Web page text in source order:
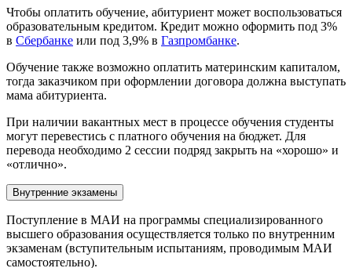
Чтобы оплатить обучение, абитуриент может воспользоваться
образовательным кредитом. Кредит можно оформить под 3%
в Сбербанке или под 3,9% в Газпромбанке.
Обучение также возможно оплатить материнским капиталом,
тогда заказчиком при оформлении договора должна выступать
мама абитуриента.
При наличии вакантных мест в процессе обучения студенты
могут перевестись с платного обучения на бюджет. Для
перевода необходимо 2 сессии подряд закрыть на «хорошо» и
«отлично».
Внутренние экзамены
Поступление в МАИ на программы специализированного
высшего образования осуществляется только по внутренним
экзаменам (вступительным испытаниям, проводимым МАИ
самостоятельно).